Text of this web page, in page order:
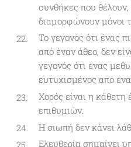
συνθήκες που θέλουν,
διαμορφώνουν μόνοι
Το γεγονός ότι ένας
από έναν άθεο, δεν
γεγονός ότι ένας
ευτυχισμένος από
Χορός είναι η κάθετη
επιθυμιών.
Η σιωπή δεν κάνει
Ελευθερία σημαίνει